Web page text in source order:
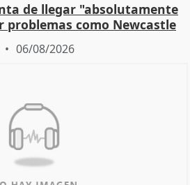
de llegar "absolutamente
como Newcastle
06/08/2026